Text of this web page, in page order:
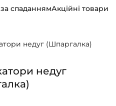
спаданнямАкційні товари
недуг